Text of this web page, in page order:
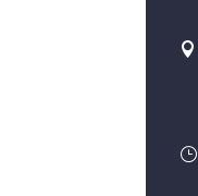

}